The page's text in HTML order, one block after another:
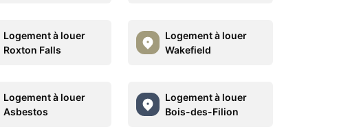
Logement à louer
Roxton Falls
Logement à louer
Wakefield
Logement à louer
Asbestos
Logement à louer
Bois-des-Filion